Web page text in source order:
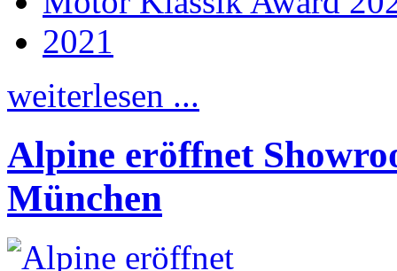
2021
weiterlesen ...
Alpine eröffnet
München